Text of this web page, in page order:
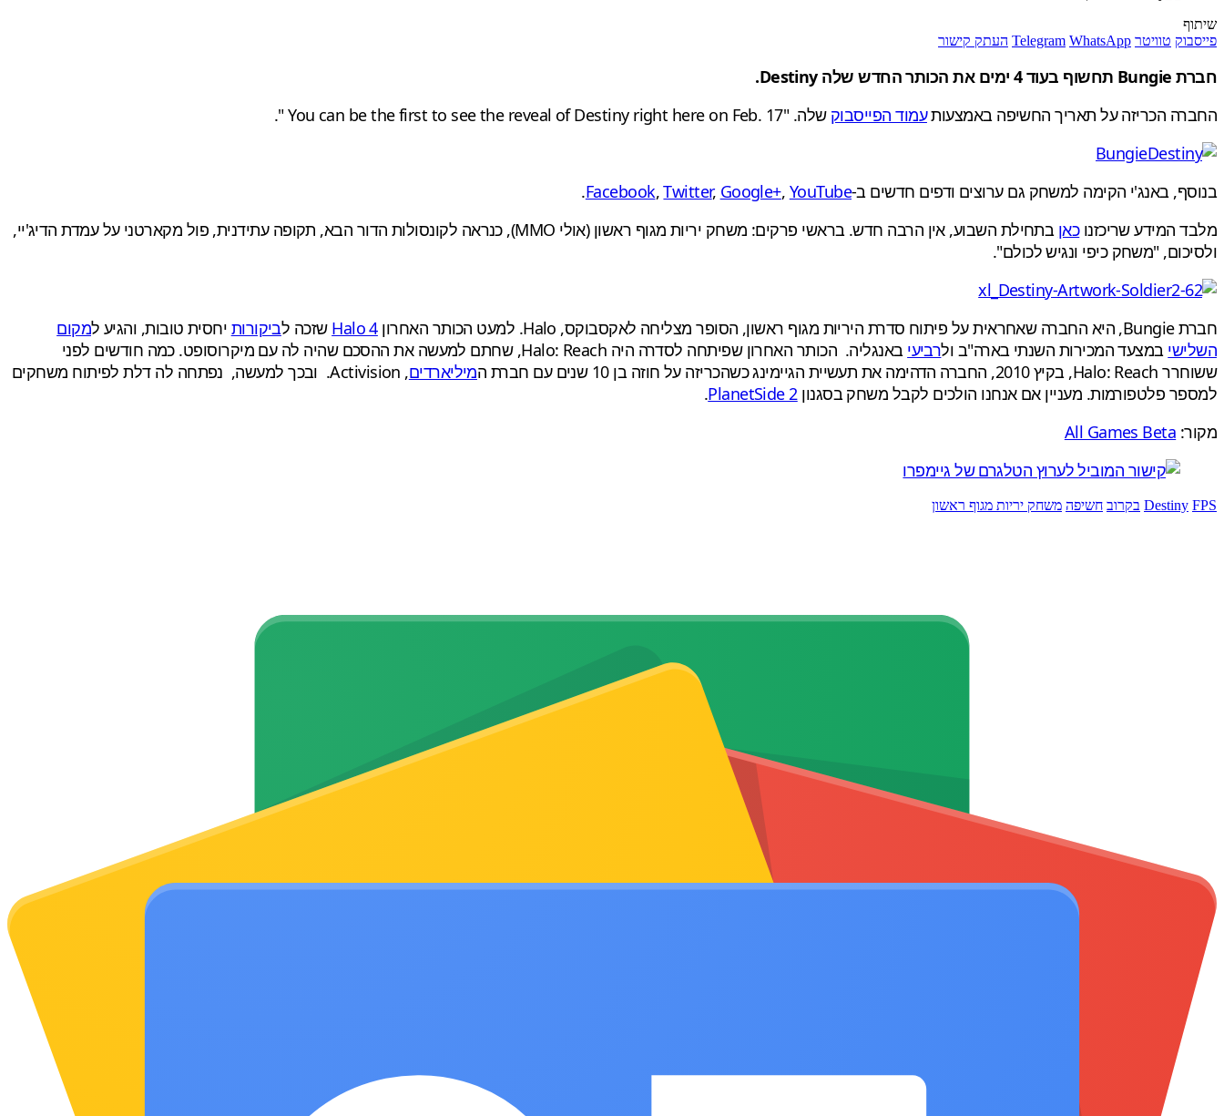
שיתוף
פייסבוק טוויטר Telegram WhatsApp העתק קישור
חברת Bungie תחשוף בעוד 4 ימים את הכותר החדש שלה Destiny.
החברה הכריזה על תאריך החשיפה באמצעותעמוד הפייסבוק שלה. "You can be the first to see the reveal of Destiny right here on Feb. 17 ".
בנוסף, באנג'י הקימה למשחק גם ערוצים ודפים חדשים ב- Facebook,Twitter, Google+, YouTube
.
מלבד המידע שריכזנוכאן
בתחילת השבוע, אין הרבה חדש. בראשי פרקים: משחק יריות מגוף ראשון (אולי MMO), כנראה לקונסולות הדור הבא, תקופה עתידנית, פול מקארטני על עמדת הדיג'יי,
ולסיכום, "משחק כיפי ונגיש לכולם".
חברת Bungie, היא החברה שאחראית על פיתוח סדרת היריות מגוף ראשון, הסופר מצליחה לאקסבוקס, Halo. למעט הכותר האחרון Halo 4 שזכה לביקורות יחסית טובות, והגיע למקום
השלישי במצעד המכירות השנתי בארה"ב ולרביעי
באנגליה. הכותר האחרון שפיתחה לסדרה היה Halo: Reach, שחתם למעשה את ההסכם שהיה לה עם מיקרוסופט. כמה חודשים לפני
ששוחרר Halo: Reach, בקיץ 2010, החברה הדהימה את תעשיית הגיימינג כשהכריזה על חוזה בן 10 שנים עם חברת ה
מיליארדים
, Activision. ובכך למעשה, נפתחה לה דלת לפיתוח משחקים
למספר פלטפורמות. מעניין אם אנחנו הולכים לקבל משחק בסגנוןPlanetSide 2
.
מקור: All Games Beta
Destiny FPS בקרוב חשיפה משחק יריות מגוף ראשון